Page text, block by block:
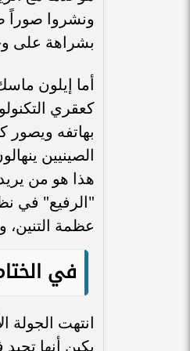
ونشروا صوراً
بشراهة على
أما إيلون
كعقري
بهاتفه ويصور
الصينيين
هذا هو من
"الرفيع" في
عظمة
في
انتهت الجولة
بكين أنها